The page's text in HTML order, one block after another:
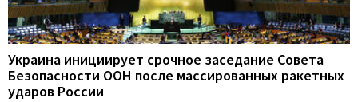
Украина инициирует срочное заседание Совета
Безопасности ООН после массированных ракетных
ударов России